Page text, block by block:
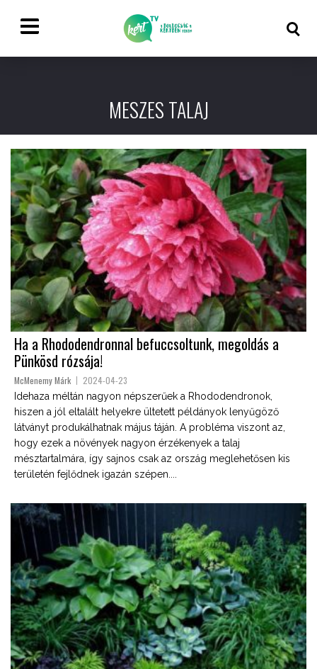
MESZES TALAJ
Ha a Rhododendronnal befuccsoltunk, megoldás a
Pünkösd rózsája!
McMenemy Márk 2024-04-23
Idehaza méltán nagyon népszerűek a Rhododendronok,
hiszen a jól eltalált helyekre ültetett példányok lenyűgöző
látványt produkálhatnak május táján. A probléma viszont az,
hogy ezek a növények nagyon érzékenyek a talaj
mésztartalmára, így sajnos csak az ország meglehetősen kis
területén fejlődnek igazán szépen....